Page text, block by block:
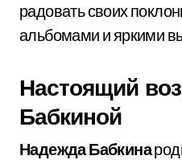
радовать своих
альбомами и яркими
Настоящий
Бабкиной
Надежда Бабкина